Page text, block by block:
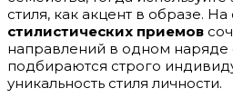
стиля, как акцент в образе.
стилистических приемов
направлений в одном наряде
подбираются строго
уникальность стиля личности.